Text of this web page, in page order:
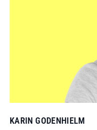
KARIN GODENHIELM